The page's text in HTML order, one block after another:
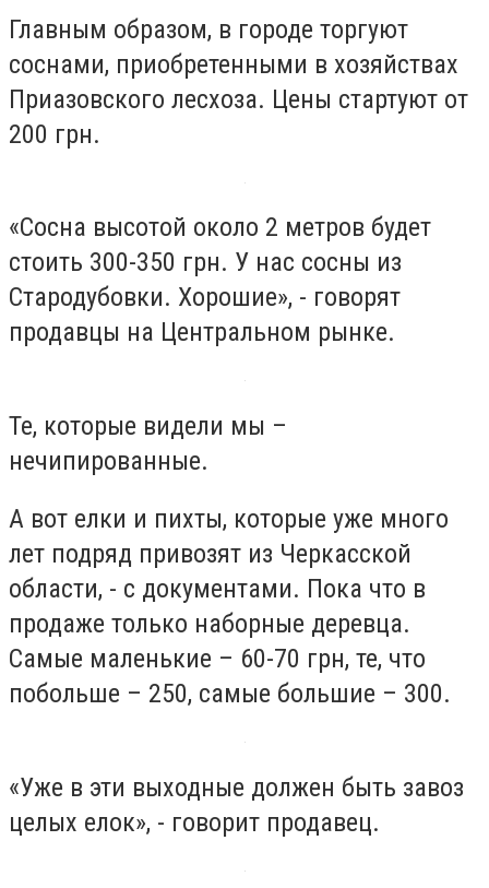
Главным образом, в городе торгуют
соснами, приобретенными в хозяйствах
Приазовского лесхоза. Цены стартуют от
200 грн.
«Сосна высотой около 2 метров будет
стоить 300-350 грн. У нас сосны из
Стародубовки. Хорошие», - говорят
продавцы на Центральном рынке.
Те, которые видели мы –
нечипированные.
А вот елки и пихты, которые уже много
лет подряд привозят из Черкасской
области, - с документами. Пока что в
продаже только наборные деревца.
Самые маленькие – 60-70 грн, те, что
побольше – 250, самые большие – 300.
«Уже в эти выходные должен быть завоз
целых елок», - говорит продавец.